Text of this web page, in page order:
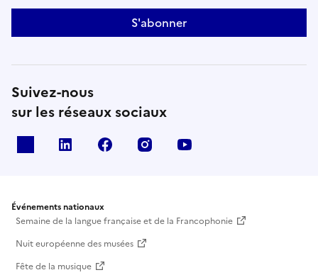
S'abonner
Suivez-nous
sur les réseaux sociaux
Linkedin Facebook Instagram
Événements nationaux
Semaine de la langue française et de la Francophonie
Nuit européenne des musées
Fête de la musique